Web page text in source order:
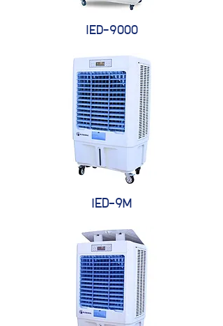
IED-9000
IED-9M